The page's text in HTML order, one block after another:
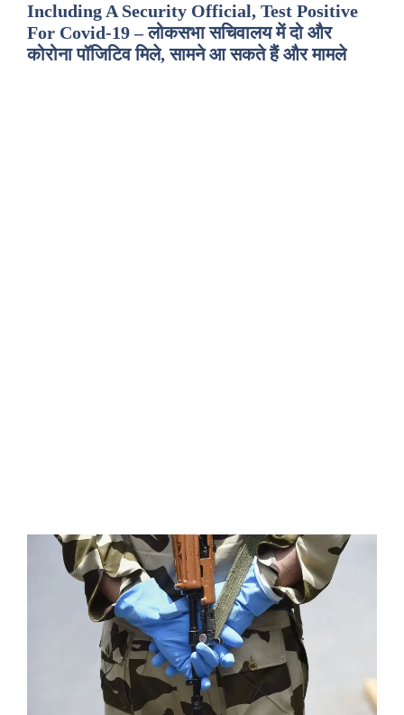
Including A Security Official, Test Positive
For Covid-19 – लोकसभा सचिवालय में दो और
कोरोना पॉजिटिव मिले, सामने आ सकते हैं और मामले